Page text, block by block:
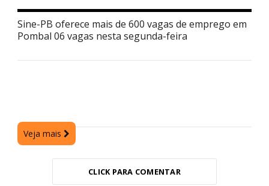
Sine-PB oferece mais de 600 vagas de emprego em
Pombal 06 vagas nesta segunda-feira
Veja mais
CLICK PARA COMENTAR